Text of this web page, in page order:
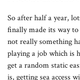
So after half a year,
finally made its way to
not really something
playing a job which is
get a random static
is, getting sea access